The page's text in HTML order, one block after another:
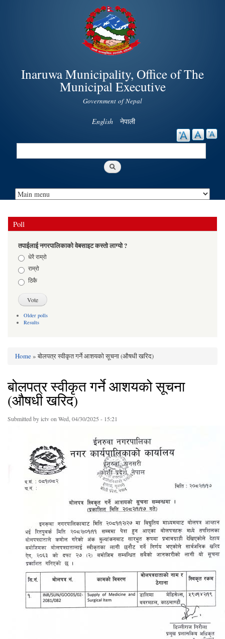
Skip to
main
content
Inaruwa Municipality, Office of The
Municipal Executive
Government of Nepal
English नेपाली
Search
Poll
तपाईलाई नगरपालिकाको वेबसाइट कस्तो लाग्यो ?
Choicesधेरै राम्रो
राम्रो
ठिकै
Older polls
Results
You are here
Home» बोलपत्र स्वीकृत गर्ने आशयको सूचना (औषधी खरिद)
बोलपत्र स्वीकृत गर्ने आशयको सूचना
(औषधी खरिद)
Submitted byictvon Wed, 04/30/2025 - 15:21